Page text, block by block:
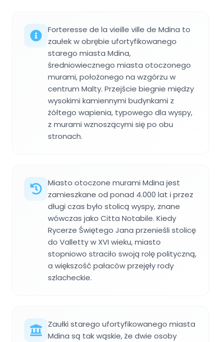
Forteresse de la vieille ville de Mdina to
zaułek w obrębie ufortyfikowanego
starego miasta Mdina,
średniowiecznego miasta otoczonego
murami, położonego na wzgórzu w
centrum Malty. Przejście biegnie między
wysokimi kamiennymi budynkami z
żółtego wapienia, typowego dla wyspy,
z murami wznoszącymi się po obu
stronach.
Miasto otoczone murami Mdina jest
zamieszkane od ponad 4.000 lat i przez
długi czas było stolicą wyspy, znane
wówczas jako Citta Notabile. Kiedy
Rycerze Świętego Jana przenieśli stolicę
do Valletty w XVI wieku, miasto
stopniowo straciło swoją rolę polityczną,
a większość pałaców przejęły rody
szlacheckie.
Zaułki starego ufortyfikowanego miasta
Mdina są tak wąskie, że dwie osoby